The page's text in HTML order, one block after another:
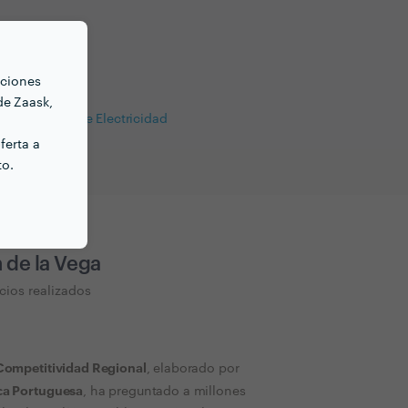
Zaask,
a
Pintores
Trabajos de Electricidad
de la Vega
realizados
Regional , elaborado por
Portuguesa , ha preguntado a millones